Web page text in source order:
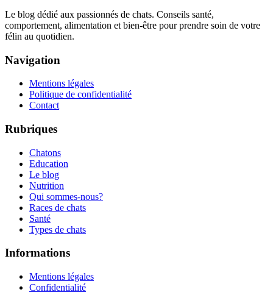
Le blog dédié aux passionnés de chats. Conseils santé,
comportement, alimentation et bien-être pour prendre soin de votre
félin au quotidien.
Navigation
Mentions légales
Politique de confidentialité
Contact
Rubriques
Chatons
Education
Le blog
Nutrition
Qui sommes-nous?
Races de chats
Santé
Types de chats
Informations
Mentions légales
Confidentialité